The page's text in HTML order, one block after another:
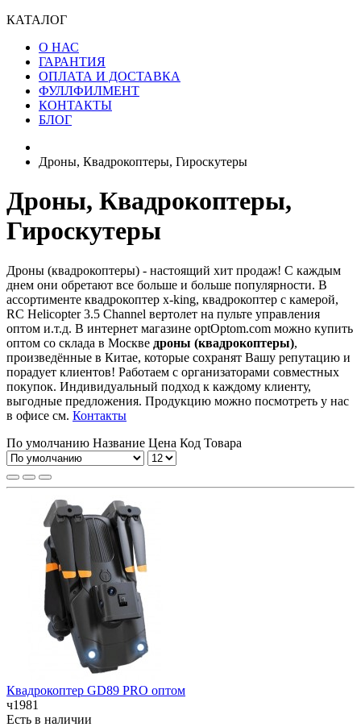
КАТАЛОГ
О НАС
ГАРАНТИЯ
ОПЛАТА И ДОСТАВКА
ФУЛЛФИЛМЕНТ
КОНТАКТЫ
БЛОГ
Дроны, Квадрокоптеры, Гироскутеры
Дроны, Квадрокоптеры,
Гироскутеры
Дроны (квадрокоптеры) - настоящий хит продаж! С каждым
днем они обретают все больше и больше популярности. В
ассортименте квадрокоптер x-king, квадрокоптер с камерой,
RC Helicopter 3.5 Channel вертолет на пульте управления
оптом и.т.д. В интернет магазине optOptom.com можно купить
оптом со склада в Москве дроны (квадрокоптеры),
произведённые в Китае, которые сохранят Вашу репутацию и
порадует клиентов! Работаем с организаторами совместных
покупок. Индивидуальный подход к каждому клиенту,
выгодные предложения. Продукцию можно посмотреть у нас
в офисе см. Контакты
По умолчанию Название Цена Код Товара
Квадрокоптер GD89 PRO оптом
ч1981
Есть в наличии